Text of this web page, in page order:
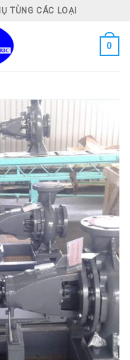
TÙNG CÁC LOẠI
0